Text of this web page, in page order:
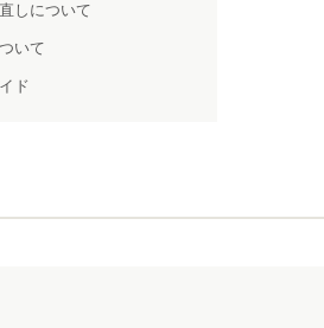
しについて
いて
ド